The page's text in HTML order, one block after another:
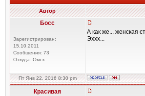
Автор
Босс
Зарегистрирован:
15.10.2011
Сообщения: 73
Откуда: Омск
А как же... женская
Эххх...
Пт Янв 22, 2016 8:30 pm
Красивая